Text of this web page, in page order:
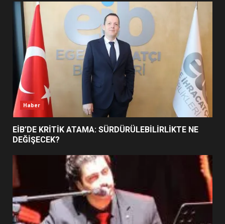
5
UZATILDI: NE DEĞİŞTİ?
6
BURHANİYE SATRANÇ
TURNUVASI KAYITLARI NEYİ
DEĞİŞTİRİYOR?
BURHANİYE BELEDİYESPOR’DA
YENİ YÖNETİM NASIL
Haber
EİB’DE KRİTİK ATAMA: SÜRDÜRÜLEBİLİRLİKTE NE
DEĞİŞECEK?